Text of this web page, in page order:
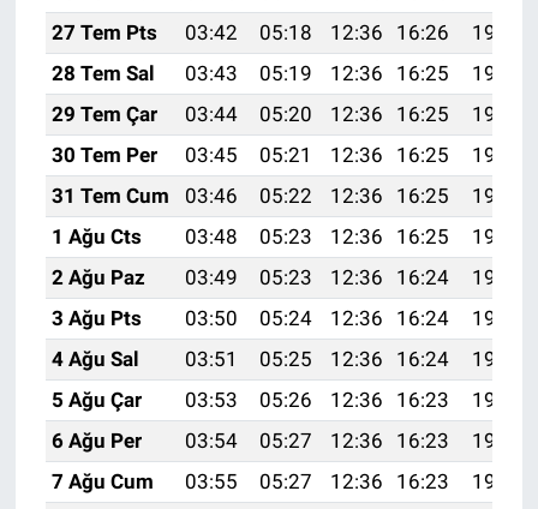
27 Tem Pts
03:42 05:18 12:36 16:26
19:44
28 Tem Sal
03:43 05:19 12:36 16:25
19:44
29 Tem Çar
03:44 05:20 12:36 16:25
19:43
30 Tem Per
03:45 05:21 12:36 16:25
19:42
31 Tem Cum
03:46 05:22 12:36 16:25
19:41
1 Ağu Cts
03:48 05:23 12:36 16:25
19:40
2 Ağu Paz
03:49 05:23 12:36 16:24
19:39
3 Ağu Pts
03:50 05:24 12:36 16:24
19:38
4 Ağu Sal
03:51 05:25 12:36 16:24
19:37
5 Ağu Çar
03:53 05:26 12:36 16:23
19:36
6 Ağu Per
03:54 05:27 12:36 16:23
19:35
7 Ağu Cum
03:55 05:27 12:36 16:23
19:34